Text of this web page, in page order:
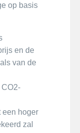
op basis
en de
van de
een hoger
zal